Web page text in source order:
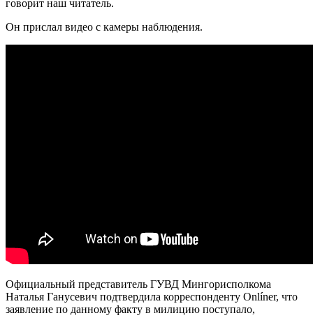
говорит наш читатель.
Он прислал видео с камеры наблюдения.
Официальный представитель ГУВД Мингорисполкома
Наталья Ганусевич подтвердила корреспонденту Onlíner, что
заявление по данному факту в милицию поступало,